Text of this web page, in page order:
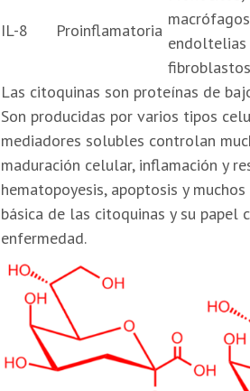
IL-8 Proinflamatoria
endoltelias
Las citoquinas son proteínas de
Son producidas por varios tipos
mediadores solubles controlan
maduración celular, inflamación y
hematopoyesis, apoptosis y
básica de las citoquinas y su
enfermedad.